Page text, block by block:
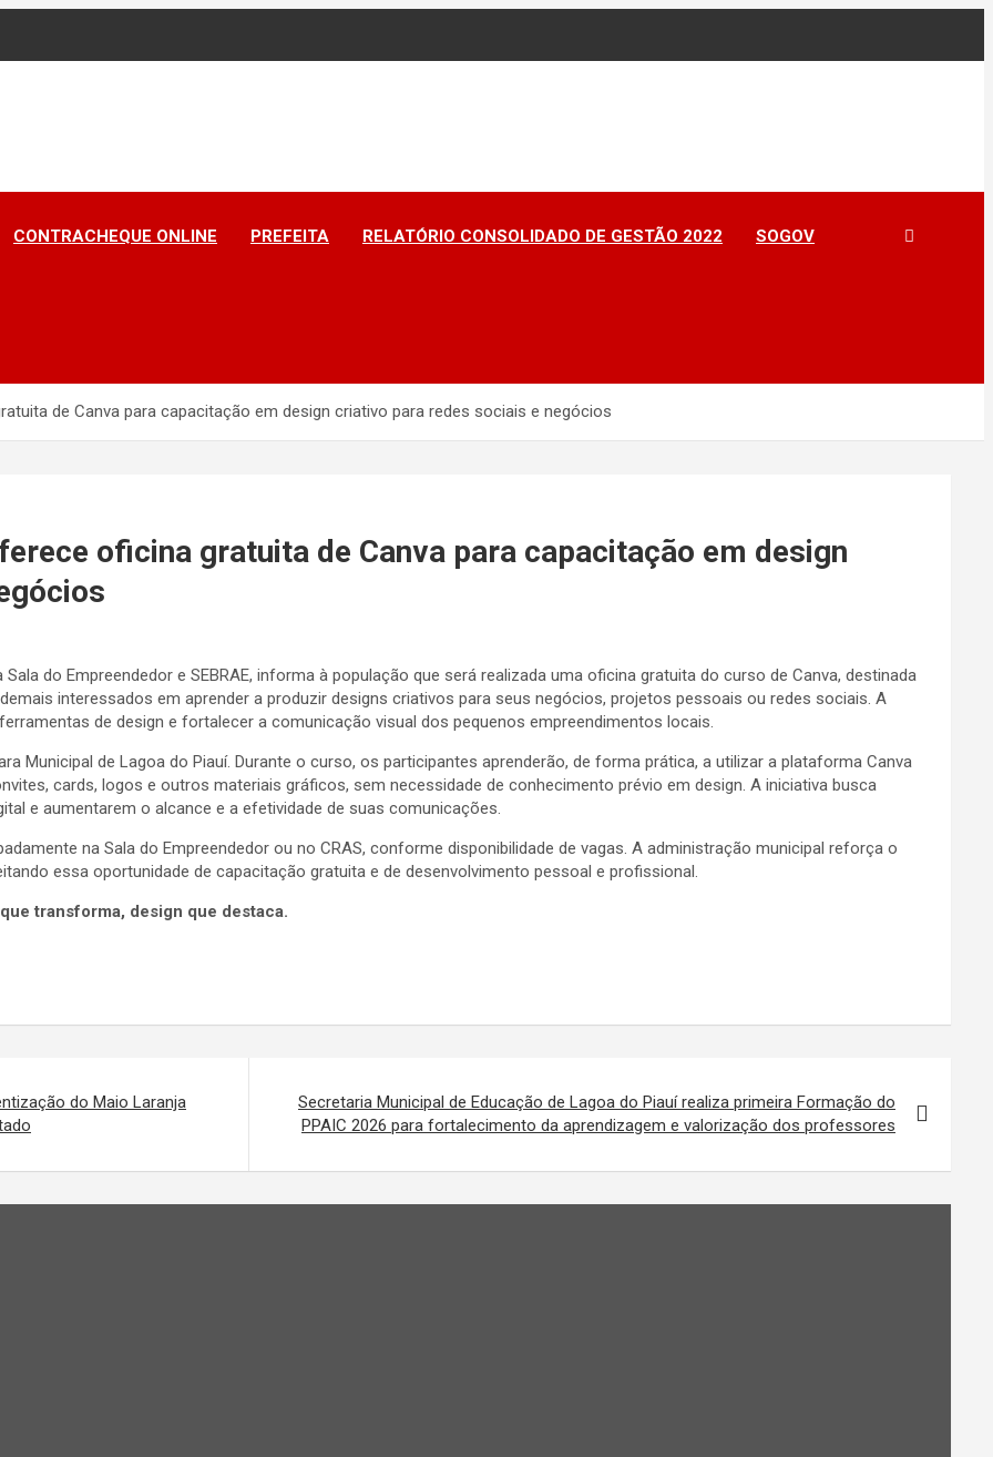
DO PIAUÍ
CONTRACHEQUE ONLINE PREFEITA RELATÓRIO CONSOLIDADO DE GESTÃO 2022 SOGOV
de Canva para capacitação em design criativo para redes sociais e negócios
oficina gratuita de Canva para capacitação em design
do Empreendedor e SEBRAE, informa à população que será realizada uma oficina gratuita do curso de Canva, destinada
interessados em aprender a produzir designs criativos para seus negócios, projetos pessoais ou redes sociais. A
de design e fortalecer a comunicação visual dos pequenos empreendimentos locais.
Municipal de Lagoa do Piauí. Durante o curso, os participantes aprenderão, de forma prática, a utilizar a plataforma Canva
cards, logos e outros materiais gráficos, sem necessidade de conhecimento prévio em design. A iniciativa busca
e aumentarem o alcance e a efetividade de suas comunicações.
na Sala do Empreendedor ou no CRAS, conforme disponibilidade de vagas. A administração municipal reforça o
essa oportunidade de capacitação gratuita e de desenvolvimento pessoal e profissional.
transforma, design que destaca.
do Maio Laranja
Secretaria Municipal de Educação de Lagoa do Piauí realiza primeira Formação do
PPAIC 2026 para fortalecimento da aprendizagem e valorização dos professores